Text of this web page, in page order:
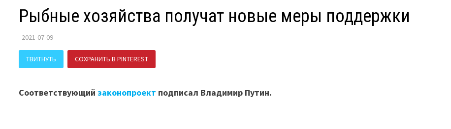
Рыбные хозяйства получат новые меры поддержки
2021-07-09
ТВИТНУТЬ СОХРАНИТЬ В PINTEREST
Соответствующийзаконопроект подписал Владимир Путин.